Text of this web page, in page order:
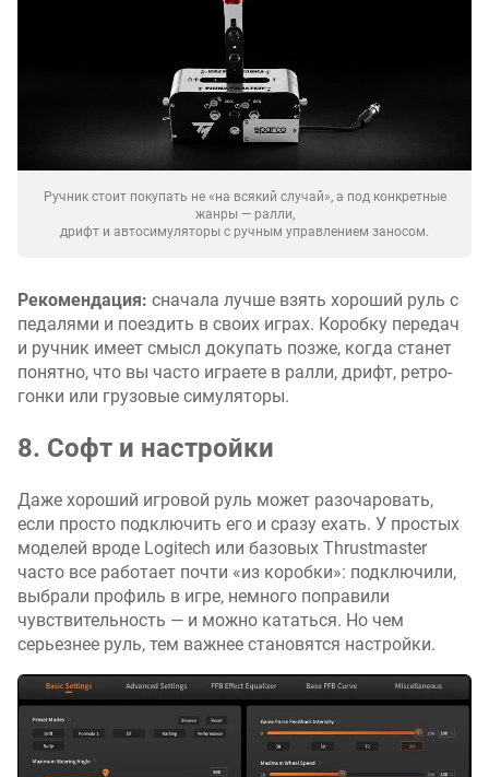
Ручник стоит покупать не «на всякий случай», а под конкретные
жанры — ралли,
дрифт и автосимуляторы с ручным управлением заносом.
Рекомендация: сначала лучше взять хороший руль с
педалями и поездить в своих играх. Коробку передач
и ручник имеет смысл докупать позже, когда станет
понятно, что вы часто играете в ралли, дрифт, ретро-
гонки или грузовые симуляторы.
8. Софт и настройки
Даже хороший игровой руль может разочаровать,
если просто подключить его и сразу ехать. У простых
моделей вроде Logitech или базовых Thrustmaster
часто все работает почти «из коробки»: подключили,
выбрали профиль в игре, немного поправили
чувствительность — и можно кататься. Но чем
серьезнее руль, тем важнее становятся настройки.